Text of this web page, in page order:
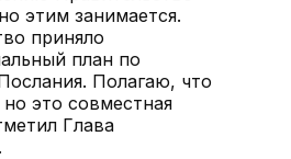
этим занимается.
приняло
план по
Полагаю, что
но это совместная
Глава